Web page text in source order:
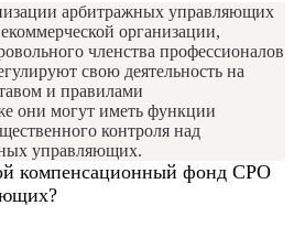
арбитражных управляющих
организации,
членства профессионалов
свою деятельность на
и правилами
они могут иметь функции
контроля над
управляющих.
компенсационный фонд СРО